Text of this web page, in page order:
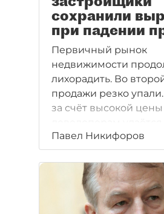
сохранили
при падении
Первичный рынок
недвижимости
лихорадить. Во
продажи резко
за счёт высокой цены
девелоперам удаётся
на плаву и продолжать
строительство.
Павел Никифоров